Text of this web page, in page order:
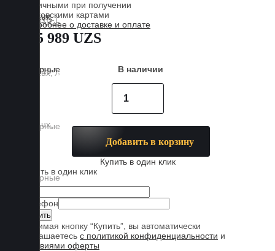
Наличными при получении
Банковскими картами
Подробнее о доставке и оплате
885 989 UZS
В наличии
Добавить в корзину
Купить в один клик
Купить в один клик
Телефон
Нажимая кнопку “Купить”, вы автоматически
соглашаетесь с политикой конфиденциальности и
условиями оферты